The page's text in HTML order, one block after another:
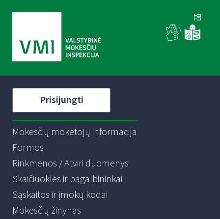
Prisijungti
Mokesčių mokėtojų informacija
Formos
Rinkmenos / Atviri duomenys
Skaičiuoklės ir pagalbininkai
Sąskaitos ir įmokų kodai
Mokesčių žinynas